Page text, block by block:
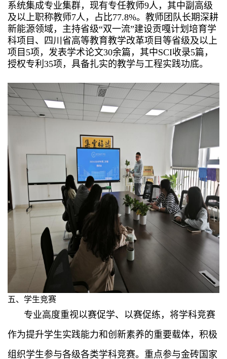
系统集成专业集群，现有专任教师9人，其中副高级
及以上职称教师7人，占比77.8%。教师团队长期深耕
新能源领域，主持省级“双一流”建设贡嘎计划培育学
科项目、四川省高等教育教学改革项目等省级及以上
项目5项，发表学术论文30余篇，其中SCI收录5篇，
授权专利35项，具备扎实的教学与工程实践功底。
五、学生竞赛
专业高度重视以赛促学、以赛促练，将学科竞赛
作为提升学生实践能力和创新素养的重要载体，积极
组织学生参与各级各类学科竞赛。重点参与金砖国家